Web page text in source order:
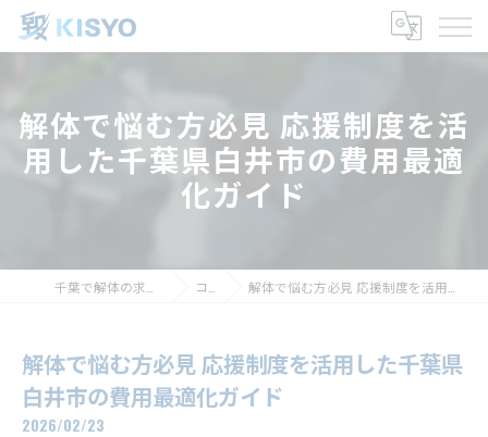
解体で悩む方必見 応援制度を活
用した千葉県白井市の費用最適
化ガイド
コラム 解体で悩む方必見 応援制度を活用した千葉県白井市の費用最適化ガイド
解体で悩む方必見 応援制度を活用した千葉県
白井市の費用最適化ガイド
2026/02/23